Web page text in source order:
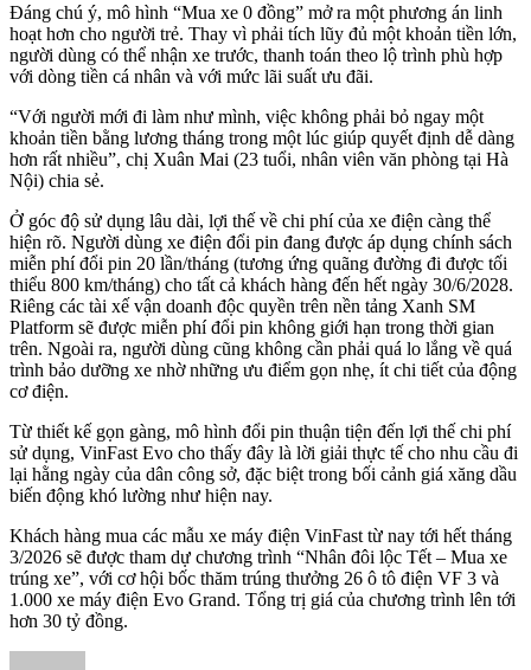
Đáng chú ý, mô hình “Mua xe 0 đồng” mở ra một phương án linh
hoạt hơn cho người trẻ. Thay vì phải tích lũy đủ một khoản tiền lớn,
người dùng có thể nhận xe trước, thanh toán theo lộ trình phù hợp
với dòng tiền cá nhân và với mức lãi suất ưu đãi.
“Với người mới đi làm như mình, việc không phải bỏ ngay một
khoản tiền bằng lương tháng trong một lúc giúp quyết định dễ dàng
hơn rất nhiều”, chị Xuân Mai (23 tuổi, nhân viên văn phòng tại Hà
Nội) chia sẻ.
Ở góc độ sử dụng lâu dài, lợi thế về chi phí của xe điện càng thể
hiện rõ. Người dùng xe điện đổi pin đang được áp dụng chính sách
miễn phí đổi pin 20 lần/tháng (tương ứng quãng đường đi được tối
thiểu 800 km/tháng) cho tất cả khách hàng đến hết ngày 30/6/2028.
Riêng các tài xế vận doanh độc quyền trên nền tảng Xanh SM
Platform sẽ được miễn phí đổi pin không giới hạn trong thời gian
trên. Ngoài ra, người dùng cũng không cần phải quá lo lắng về quá
trình bảo dưỡng xe nhờ những ưu điểm gọn nhẹ, ít chi tiết của động
cơ điện.
Từ thiết kế gọn gàng, mô hình đổi pin thuận tiện đến lợi thế chi phí
sử dụng, VinFast Evo cho thấy đây là lời giải thực tế cho nhu cầu đi
lại hằng ngày của dân công sở, đặc biệt trong bối cảnh giá xăng dầu
biến động khó lường như hiện nay.
Khách hàng mua các mẫu xe máy điện VinFast từ nay tới hết tháng
3/2026 sẽ được tham dự chương trình “Nhân đôi lộc Tết – Mua xe
trúng xe”, với cơ hội bốc thăm trúng thưởng 26 ô tô điện VF 3 và
1.000 xe máy điện Evo Grand. Tổng trị giá của chương trình lên tới
hơn 30 tỷ đồng.